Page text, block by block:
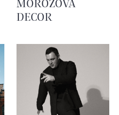
MOROZOVA
DECOR